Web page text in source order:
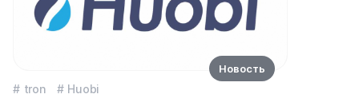
tron Huobi
Новость